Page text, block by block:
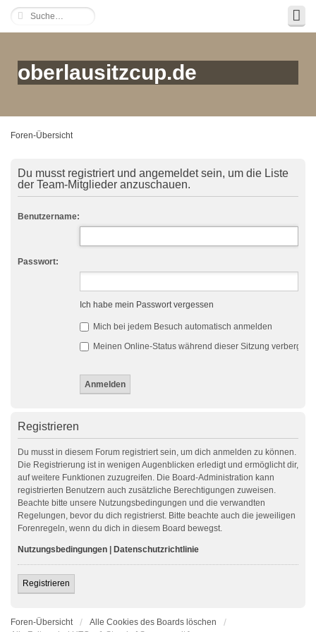
oberlausitzcup.de
Foren-Übersicht
Du musst registriert und angemeldet sein, um die Liste
der Team-Mitglieder anzuschauen.
Benutzername:
Passwort:
Ich habe mein Passwort vergessen
Mich bei jedem Besuch automatisch anmelden
Meinen Online-Status während dieser Sitzung verbergen
Registrieren
Du musst in diesem Forum registriert sein, um dich anmelden zu können.
Die Registrierung ist in wenigen Augenblicken erledigt und ermöglicht dir,
auf weitere Funktionen zuzugreifen. Die Board-Administration kann
registrierten Benutzern auch zusätzliche Berechtigungen zuweisen.
Beachte bitte unsere Nutzungsbedingungen und die verwandten
Regelungen, bevor du dich registrierst. Bitte beachte auch die jeweiligen
Forenregeln, wenn du dich in diesem Board bewegst.
Nutzungsbedingungen Datenschutzrichtlinie
Registrieren
Foren-Übersicht
Alle Cookies des Boards löschen